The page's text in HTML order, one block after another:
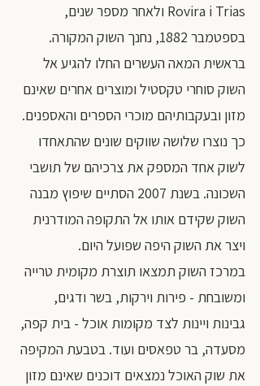
Rovira i Trias ולאחר מספר שנים,
בספטמבר 1882, נחנך השוק המקורה.
בראשית המאה העשרים החלו להגיע אל
השוק סוחרי טקסטיל ומוצרים אחרים שאינם
מזון ובעקבותיהם מוכרי הספרים והאספנים.
כך נוצרו שלושה שווקים שונים שהתאחדו
לשוק אחד המספק את צרכיהם של תושבי
השכונה. בשנת 2007 הסתיים שיפוץ מבנה
השוק שקידם אותו אל התקופה המודרנית
ויצר את השוק היפה שפועל היום.
במרכז השוק תמצאו תוצרת מקומית טרייה
ומשובחת - פירות וירקות, בשר ודגים,
גבינות ויינות לצד מקומות אוכל - בית קפה,
מסעדה, בר טפאסים ועוד. בטבעת המקיפה
את שוק האוכל נמצאים דוכנים שאינם מזון